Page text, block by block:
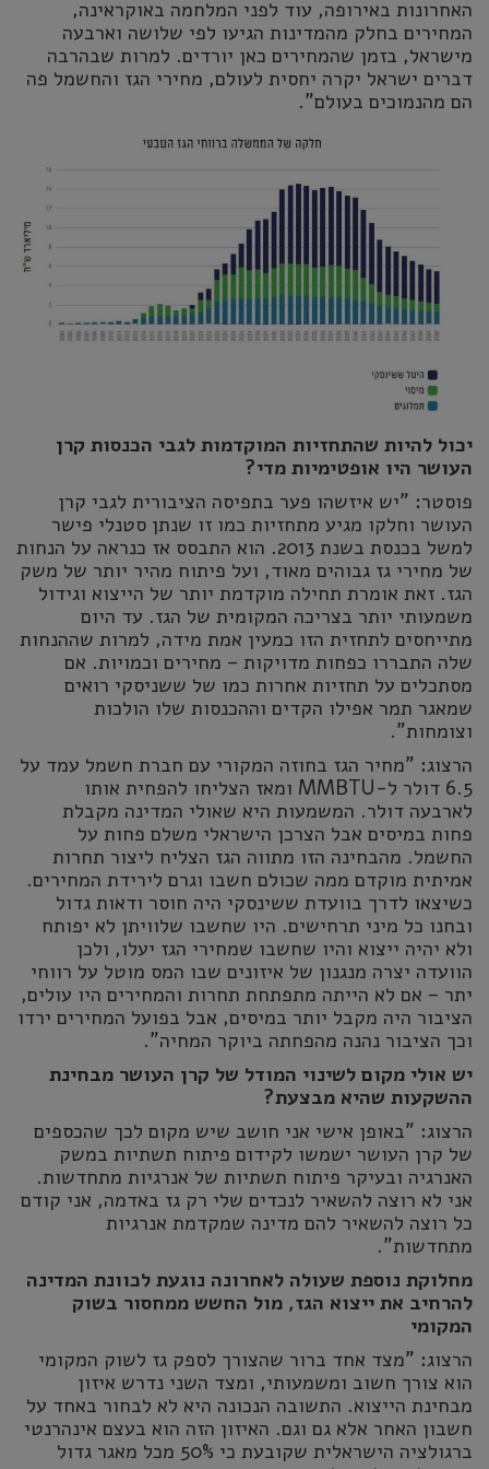
האחרונות באירופה, עוד לפני המלחמה באוקראינה,
המחירים בחלק מהמדינות הגיעו לפי שלושה וארבעה
מישראל, בזמן שהמחירים כאן יורדים. למרות שבהרבה
דברים ישראל יקרה יחסית לעולם, מחירי הגז והחשמל פה
הם מהנמוכים בעולם".
יכול להיות שהתחזיות המוקדמות לגבי הכנסות קרן
העושר היו אופטימיות מדי?
פוסטר: "יש איזשהו פער בתפיסה הציבורית לגבי קרן
העושר וחלקו מגיע מתחזיות כמו זו שנתן סטנלי פישר
למשל בכנסת בשנת 2013. הוא התבסס אז כנראה על הנחות
של מחירי גז גבוהים מאוד, ועל פיתוח מהיר יותר של משק
הגז. זאת אומרת תחילה מוקדמת יותר של הייצוא וגידול
משמעותי יותר בצריכה המקומית של הגז. עד היום
מתייחסים לתחזית הזו כמעין אמת מידה, למרות שההנחות
שלה התבררו כפחות מדויקות – מחירים וכמויות. אם
מסתכלים על תחזיות אחרות כמו של ששניסקי רואים
שמאגר תמר אפילו הקדים וההכנסות שלו הולכות
וצומחות".
הרצוג: "מחיר הגז בחוזה המקורי עם חברת חשמל עמד על
6.5 דולר ל-MMBTU ומאז הצליחו להפחית אותו
לארבעה דולר. המשמעות היא שאולי המדינה מקבלת
פחות במיסים אבל הצרכן הישראלי משלם פחות על
החשמל. מהבחינה הזו מתווה הגז הצליח ליצור תחרות
אמיתית מוקדם ממה שכולם חשבו וגרם לירידת המחירים.
כשיצאו לדרך בוועדת ששינסקי היה חוסר ודאות גדול
ובחנו כל מיני תרחישים. היו שחשבו שלוויתן לא יפותח
ולא יהיה ייצוא והיו שחשבו שמחירי הגז יעלו, ולכן
הוועדה יצרה מנגנון של איזונים שבו המס מוטל על רווחי
יתר – אם לא הייתה מתפתחת תחרות והמחירים היו עולים,
הציבור היה מקבל יותר במיסים, אבל בפועל המחירים ירדו
וכך הציבור נהנה מהפחתה ביוקר המחיה".
יש אולי מקום לשינוי המודל של קרן העושר מבחינת
ההשקעות שהיא מבצעת?
הרצוג: "באופן אישי אני חושב שיש מקום לכך שהכספים
של קרן העושר ישמשו לקידום פיתוח תשתיות במשק
האנרגיה ובעיקר פיתוח תשתיות של אנרגיות מתחדשות.
אני לא רוצה להשאיר לנכדים שלי רק גז באדמה, אני קודם
כל רוצה להשאיר להם מדינה שמקדמת אנרגיות
מתחדשות".
מחלוקת נוספת שעולה לאחרונה נוגעת לכוונת המדינה
להרחיב את ייצוא הגז, מול החשש ממחסור בשוק
המקומי
הרצוג: "מצד אחד ברור שהצורך לספק גז לשוק המקומי
הוא צורך חשוב ומשמעותי, ומצד השני נדרש איזון
מבחינת הייצוא. התשובה הנכונה היא לא לבחור באחד על
חשבון האחר אלא גם וגם. האיזון הזה הוא בעצם אינהרנטי
ברגולציה הישראלית שקובעת כי 50% מכל מאגר גדול